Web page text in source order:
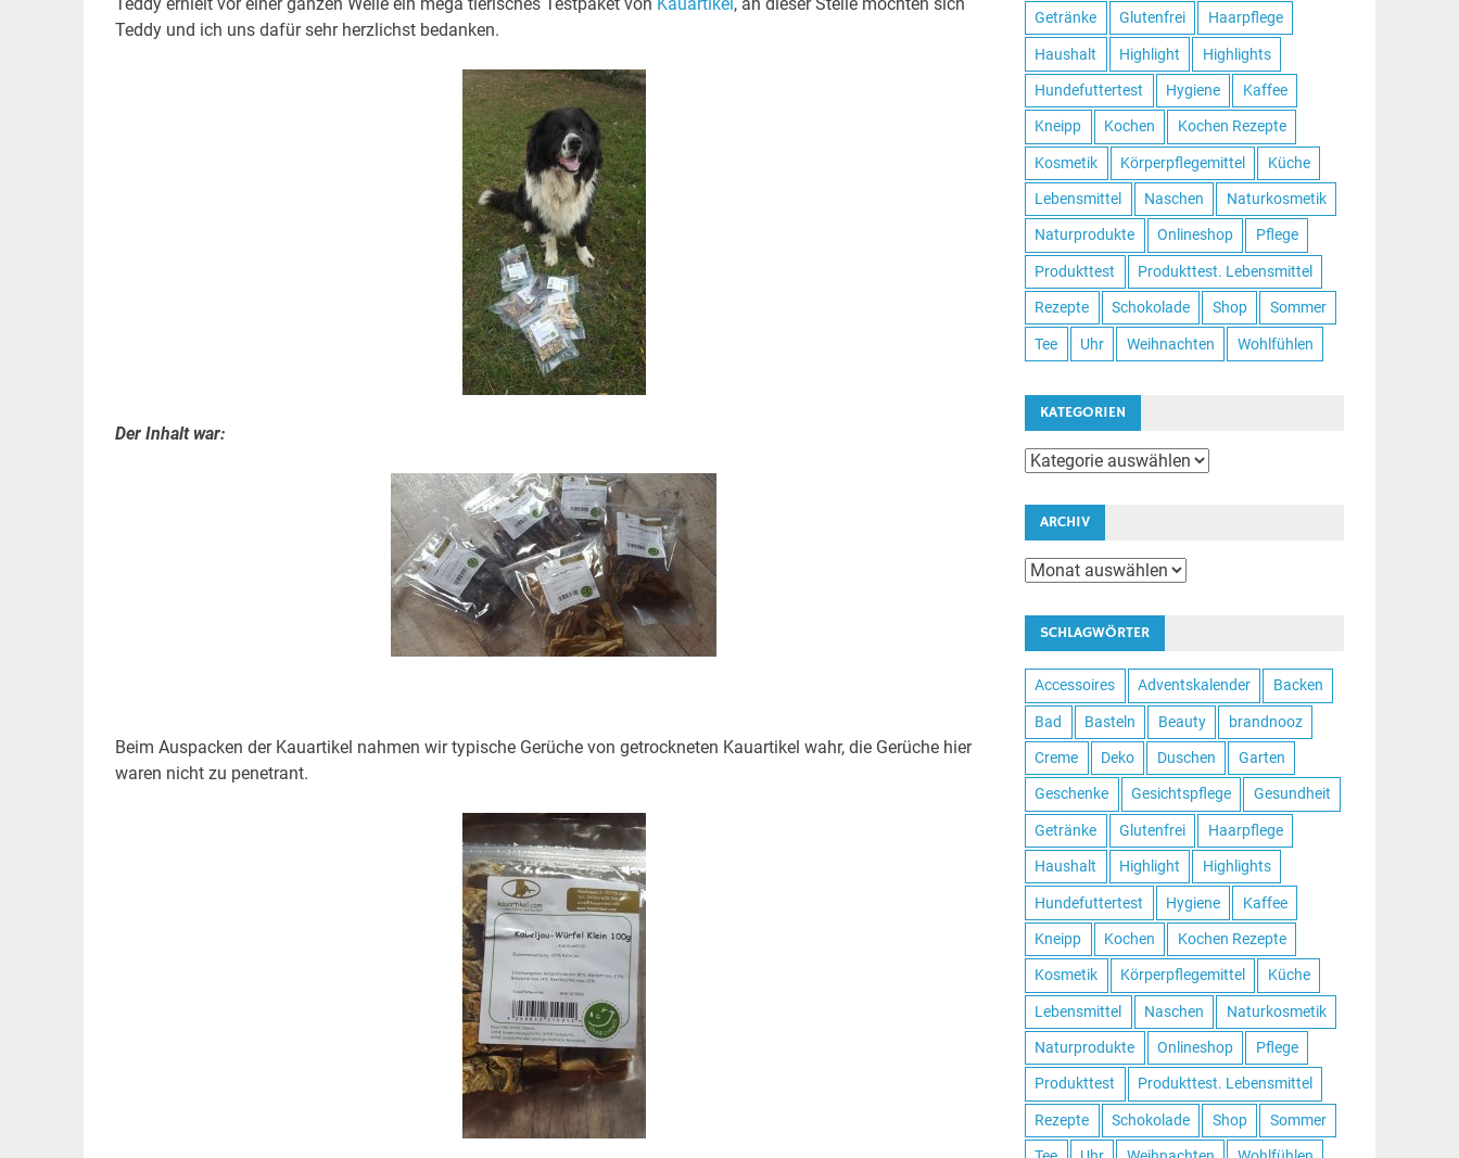
Teddy und ich uns dafür sehr herzlichst bedanken.
Der Inhalt war:
Beim Auspacken der Kauartikel nahmen wir typische Gerüche von getrockneten Kauartikel wahr, die Gerüche hier
waren nicht zu penetrant.
Getränke Glutenfrei Haarpflege
Haushalt Highlight Highlights
Hundefuttertest Hygiene Kaffee
Kneipp Kochen Kochen Rezepte
Kosmetik Körperpflegemittel Küche
Lebensmittel Naschen Naturkosmetik
Naturprodukte Onlineshop Pflege
Produkttest Produkttest. Lebensmittel
Rezepte Schokolade Shop Sommer
Tee Uhr Weihnachten Wohlfühlen
KATEGORIEN
Kategorien
ARCHIV
Archiv
SCHLAGWÖRTER
Accessoires Adventskalender Backen
Bad Basteln Beauty brandnooz
Creme Deko Duschen Garten
Geschenke Gesichtspflege Gesundheit
Getränke Glutenfrei Haarpflege
Haushalt Highlight Highlights
Hundefuttertest Hygiene Kaffee
Kneipp Kochen Kochen Rezepte
Kosmetik Körperpflegemittel Küche
Lebensmittel Naschen Naturkosmetik
Naturprodukte Onlineshop Pflege
Produkttest Produkttest. Lebensmittel
Rezepte Schokolade Shop Sommer